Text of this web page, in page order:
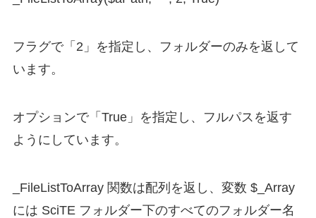
フラグで「2」を指定し、フォルダーのみを返して
います。
オプションで「True」を指定し、フルパスを返す
ようにしています。
_FileListToArray 関数は配列を返し、変数 $_Array
には SciTE フォルダー下のすべてのフォルダー名